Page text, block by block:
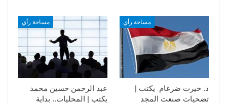
مساحة رأي
عبد الرحمن حسين محمد
يكتب | المحليات.. بداية
مساحة رأي
د. خيرت ضرغام يكتب |
تضحيات صنعت المجد